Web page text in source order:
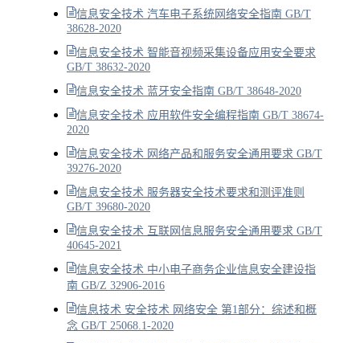
信息安全技术 汽车电子系统网络安全指南 GB/T
38628-2020
信息安全技术 智能音视频采集设备应用安全要求
GB/T 38632-2020
信息安全技术 蓝牙安全指南 GB/T 38648-2020
信息安全技术 应用软件安全编程指南 GB/T 38674-
2020
信息安全技术 网络产品和服务安全通用要求 GB/T
39276-2020
信息安全技术 服务器安全技术要求和测评准则
GB/T 39680-2020
信息安全技术 互联网信息服务安全通用要求 GB/T
40645-2021
信息安全技术 中小电子商务企业信息安全建设指
南 GB/Z 32906-2016
信息技术 安全技术 网络安全 第1部分：综述和概
念 GB/T 25068.1-2020